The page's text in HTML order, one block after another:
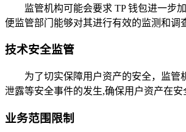
监管机构可能会要求 TP 钱包进一步
便监管部门能够对其进行有效的监测和调
技术安全监管
为了切实保障用户资产的安全，监管
泄露等安全事件的发生,确保用户资产在安
业务范围限制